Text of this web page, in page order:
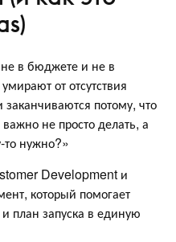
в бюджете и не в
от отсутствия
потому, что
не просто делать, а
то нужно?»
Development и
который помогает
план запуска в единую